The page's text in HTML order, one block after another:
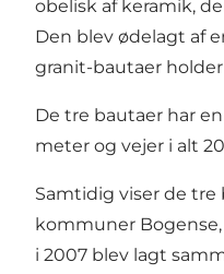
obelisk af keramik,
Den blev ødelagt af
granit-bautaer
De tre bautaer har
meter og vejer i alt
Samtidig viser de tre
kommuner
i 2007 blev lagt